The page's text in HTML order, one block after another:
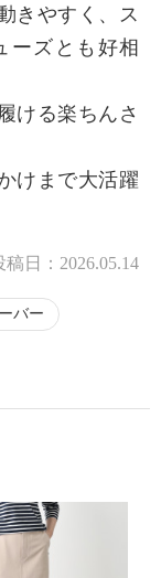
きやすく、ス
ーズとも好相
ける楽ちんさ
けまで大活躍
稿日： 2026.05.14
バー